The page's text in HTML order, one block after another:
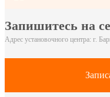
Запишитесь на
Адрес установочного центра: г.